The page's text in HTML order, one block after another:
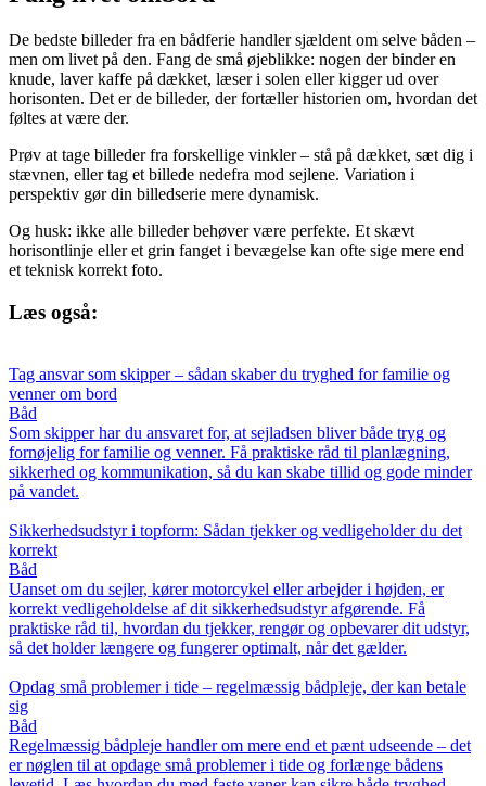
De bedste billeder fra en bådferie handler sjældent om selve båden –
men om livet på den. Fang de små øjeblikke: nogen der binder en
knude, laver kaffe på dækket, læser i solen eller kigger ud over
horisonten. Det er de billeder, der fortæller historien om, hvordan det
føltes at være der.
Prøv at tage billeder fra forskellige vinkler – stå på dækket, sæt dig i
stævnen, eller tag et billede nedefra mod sejlene. Variation i
perspektiv gør din billedserie mere dynamisk.
Og husk: ikke alle billeder behøver være perfekte. Et skævt
horisontlinje eller et grin fanget i bevægelse kan ofte sige mere end
et teknisk korrekt foto.
Læs også:
Tag ansvar som skipper – sådan skaber du tryghed for familie og
venner om bord
Båd
Som skipper har du ansvaret for, at sejladsen bliver både tryg og
fornøjelig for familie og venner. Få praktiske råd til planlægning,
sikkerhed og kommunikation, så du kan skabe tillid og gode minder
på vandet.
Sikkerhedsudstyr i topform: Sådan tjekker og vedligeholder du det
korrekt
Båd
Uanset om du sejler, kører motorcykel eller arbejder i højden, er
korrekt vedligeholdelse af dit sikkerhedsudstyr afgørende. Få
praktiske råd til, hvordan du tjekker, rengør og opbevarer dit udstyr,
så det holder længere og fungerer optimalt, når det gælder.
Opdag små problemer i tide – regelmæssig bådpleje, der kan betale
sig
Båd
Regelmæssig bådpleje handler om mere end et pænt udseende – det
er nøglen til at opdage små problemer i tide og forlænge bådens